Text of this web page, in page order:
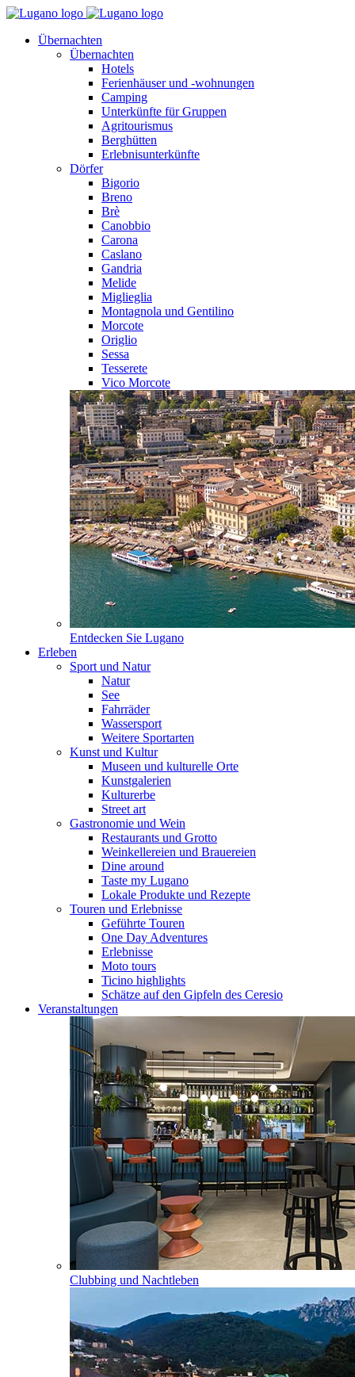
Übernachten
Übernachten
Hotels
Ferienhäuser und -wohnungen
Camping
Unterkünfte für Gruppen
Agritourismus
Berghütten
Erlebnisunterkünfte
Dörfer
Bigorio
Breno
Brè
Canobbio
Carona
Caslano
Gandria
Melide
Miglieglia
Montagnola und Gentilino
Morcote
Origlio
Sessa
Tesserete
Vico Morcote
Entdecken Sie Lugano
Erleben
Sport und Natur
Natur
See
Fahrräder
Wassersport
Weitere Sportarten
Kunst und Kultur
Museen und kulturelle Orte
Kunstgalerien
Kulturerbe
Street art
Gastronomie und Wein
Restaurants und Grotto
Weinkellereien und Brauereien
Dine around
Taste my Lugano
Lokale Produkte und Rezepte
Touren und Erlebnisse
Geführte Touren
One Day Adventures
Erlebnisse
Moto tours
Ticino highlights
Schätze auf den Gipfeln des Ceresio
Veranstaltungen
Clubbing und Nachtleben